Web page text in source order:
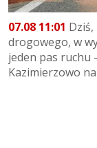
07.08 11:01
drogowego, w
jeden pas ruchu
Kazimierzowo